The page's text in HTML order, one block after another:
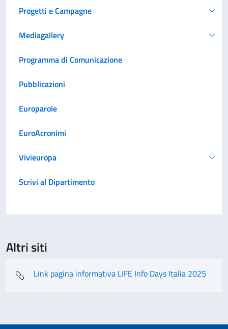
Progetti e Campagne
Mediagallery
Programma di Comunicazione
Pubblicazioni
Europarole
EuroAcronimi
Vivieuropa
Scrivi al Dipartimento
Altri siti
Link pagina informativa LIFE Info Days Italia 2025